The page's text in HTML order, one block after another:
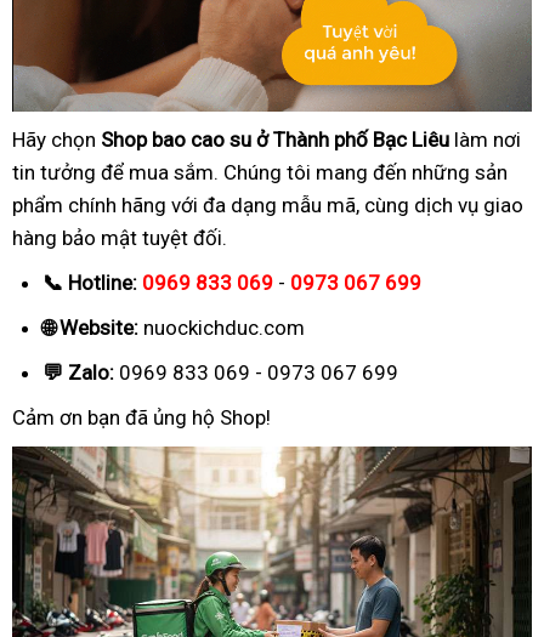
Hãy chọn Shop bao cao su ở Thành phố Bạc Liêu làm nơi
tin tưởng để mua sắm. Chúng tôi mang đến những sản
phẩm chính hãng với đa dạng mẫu mã, cùng dịch vụ giao
hàng bảo mật tuyệt đối.
📞 Hotline: 0969 833 069 - 0973 067 699
🌐 Website: nuockichduc.com
💬 Zalo: 0969 833 069 - 0973 067 699
Cảm ơn bạn đã ủng hộ Shop!